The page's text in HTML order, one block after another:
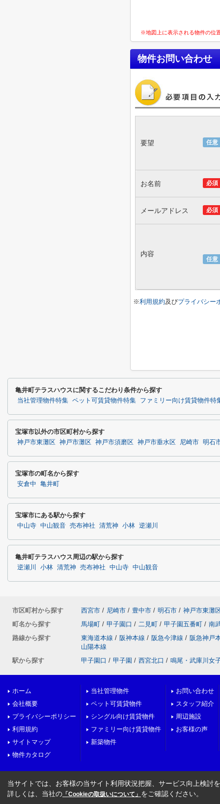
※地図上に表示される物件の位
物件お問い合わせ
任意
要望
必須
お名前
必須
メールアドレス
任意
内容
※利用規約及びプライバシー
亀井町テラスハウスに関するこだわり条件から探す
当社管理物件特集 ペット可賃貸物件特集 ファミリー向け賃貸物件特
宝塚市以外の市区町村から探す
神戸市東灘区 神戸市灘区 神戸市須磨区 神戸市垂水区 尼崎市 明石
宝塚市の町名から探す
安倉中 亀井町
宝塚市にある駅から探す
中山寺 中山観音 売布神社 清荒神 小林 逆瀬川
亀井町テラスハウス周辺の駅から探す
逆瀬川 小林 清荒神 売布神社 中山寺 中山観音
市区町村から探す 西宮市 / 尼崎市 / 豊中市 / 明石市 / 神戸市東灘
町名から探す
馬場町 / 甲子園口 / 二見町 / 甲子園五番町 / 南
路線から探す
東海道本線 / 阪神本線 / 阪急今津線 / 阪急神戸
山陽本線
駅から探す
甲子園口 / 甲子園 / 西宮北口 / 鳴尾・武庫川女
ホーム
会社概要
プライバシーポリシー
利用規約
サイトマップ
物件カタログ
当社管理物件
ペット可賃貸物件
シングル向け賃貸物件
ファミリー向け賃貸物件
新築物件
お問い合わせ
スタッフ紹介
周辺施設
お客様の声
当サイトでは、お客様の当サイト利用状況把握、サービス向上検討
詳しくは、当社の 「Cookieの取扱いについて」 をご確認ください。